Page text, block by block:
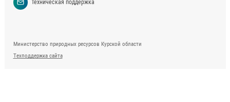
Техническая поддержка
Министерство природных ресурсов Курской области
Техподдержка сайта